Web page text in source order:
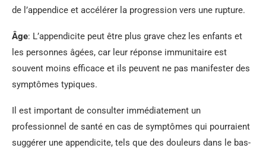
de l’appendice et accélérer la progression vers une rupture.
Âge: L’appendicite peut être plus grave chez les enfants et
les personnes âgées, car leur réponse immunitaire est
souvent moins efficace et ils peuvent ne pas manifester des
symptômes typiques.
Il est important de consulter immédiatement un
professionnel de santé en cas de symptômes qui pourraient
suggérer une appendicite, tels que des douleurs dans le bas-